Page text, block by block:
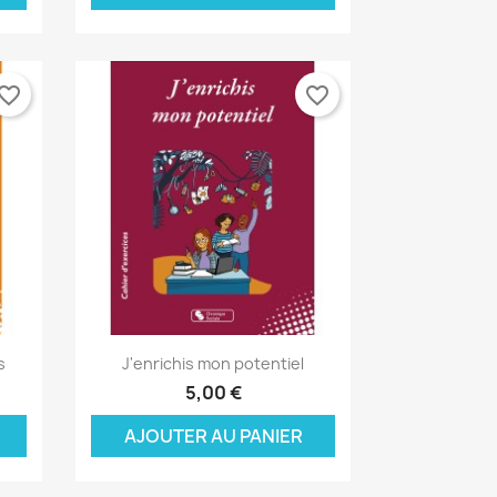
×
×
Aperçu rapide
J'enrichis mon potentiel
5,00 €
AJOUTER AU PANIER
favorite_border